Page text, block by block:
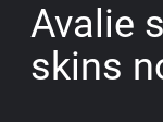
Avalie
skins